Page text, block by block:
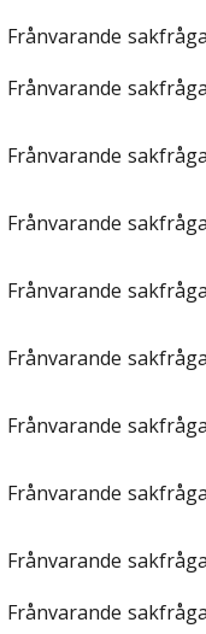
Frånvarande
Frånvarande
Frånvarande
Frånvarande
Frånvarande
Frånvarande
Frånvarande
Frånvarande
Frånvarande
Frånvarande